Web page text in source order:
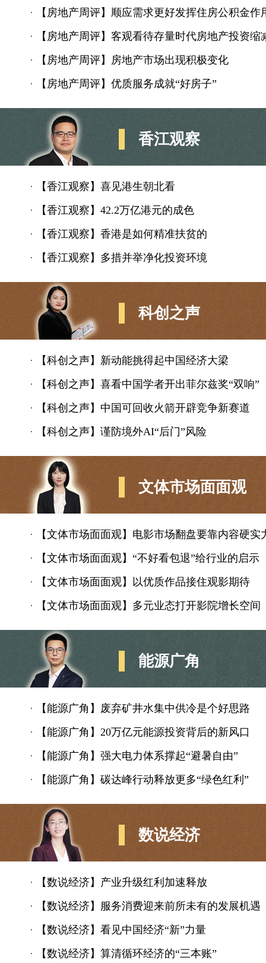
·
【房地产周评】顺应需求更好发挥住房公积金作
·
【房地产周评】客观看待存量时代房地产投资缩
·
【房地产周评】房地产市场出现积极变化
·
【房地产周评】优质服务成就“好房子”
香江观察
·
【香江观察】喜见港生朝北看
·
【香江观察】42.2万亿港元的成色
·
【香江观察】香港是如何精准扶贫的
·
【香江观察】多措并举净化投资环境
科创之声
·
【科创之声】新动能挑得起中国经济大梁
·
【科创之声】喜看中国学者开出菲尔兹奖“双响”
·
【科创之声】中国可回收火箭开辟竞争新赛道
·
【科创之声】谨防境外AI“后门”风险
文体市场面面观
·
【文体市场面面观】电影市场翻盘要靠内容硬实
·
【文体市场面面观】“不好看包退”给行业的启示
·
【文体市场面面观】以优质作品接住观影期待
·
【文体市场面面观】多元业态打开影院增长空间
能源广角
·
【能源广角】废弃矿井水集中供冷是个好思路
·
【能源广角】20万亿元能源投资背后的新风口
·
【能源广角】强大电力体系撑起“避暑自由”
·
【能源广角】碳达峰行动释放更多“绿色红利”
数说经济
·
【数说经济】产业升级红利加速释放
·
【数说经济】服务消费迎来前所未有的发展机遇
·
【数说经济】看见中国经济“新”力量
·
【数说经济】算清循环经济的“三本账”